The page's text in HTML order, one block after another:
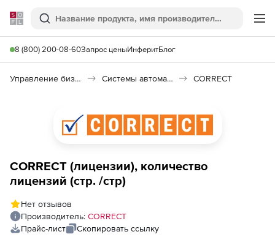
Softline
Поиск
8 (800) 200-08-60Запрос ценыИнферитБлог
Управление бизнесом, CRM/ERP Системы автоматизации CORRECT
CORRECT (лицензии), количество
лицензий (стр. /стр)
Нет отзывов
Производитель: CORRECT
Прайс-лист
Скопировать ссылку